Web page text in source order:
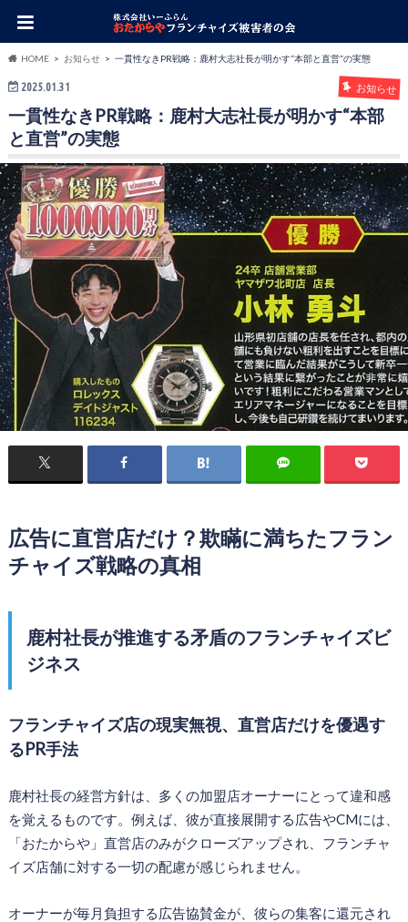
HOME お知らせ 一貫性なきPR戦略：鹿村大志社長が明かす“本部と直営”の実態
2025.01.31 お知らせ
一貫性なきPR戦略：鹿村大志社長が明かす“本部
と直営”の実態
広告に直営店だけ？欺瞞に満ちたフラン
チャイズ戦略の真相
鹿村社長が推進する矛盾のフランチャイズビ
ジネス
フランチャイズ店の現実無視、直営店だけを優遇す
るPR手法
鹿村社長の経営方針は、多くの加盟店オーナーにとって違和感
を覚えるものです。例えば、彼が直接展開する広告やCMには、
「おたからや」直営店のみがクローズアップされ、フランチャ
イズ店舗に対する一切の配慮が感じられません。
オーナーが毎月負担する広告協賛金が、彼らの集客に還元され